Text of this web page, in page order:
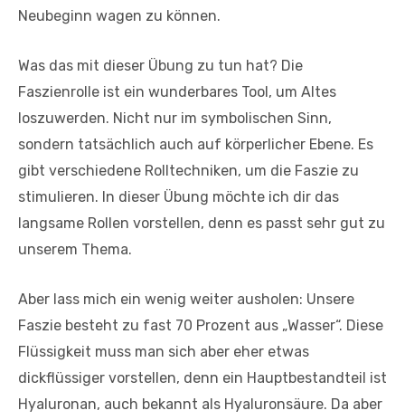
Neubeginn wagen zu können.
Was das mit dieser Übung zu tun hat? Die
Faszienrolle ist ein wunderbares Tool, um Altes
loszuwerden. Nicht nur im symbolischen Sinn,
sondern tatsächlich auch auf körperlicher Ebene. Es
gibt verschiedene Rolltechniken, um die Faszie zu
stimulieren. In dieser Übung möchte ich dir das
langsame Rollen vorstellen, denn es passt sehr gut zu
unserem Thema.
Aber lass mich ein wenig weiter ausholen: Unsere
Faszie besteht zu fast 70 Prozent aus „Wasser“. Diese
Flüssigkeit muss man sich aber eher etwas
dickflüssiger vorstellen, denn ein Hauptbestandteil ist
Hyaluronan, auch bekannt als Hyaluronsäure. Da aber